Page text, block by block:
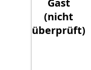
Gast
(nicht
überprüft)